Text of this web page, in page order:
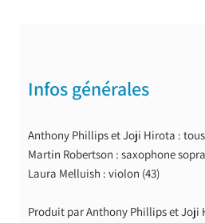
Infos générales
Anthony Phillips et Joji Hirota :
Martin Robertson : saxophone
Laura Melluish : violon (43)
Produit par Anthony Phillips et Joji